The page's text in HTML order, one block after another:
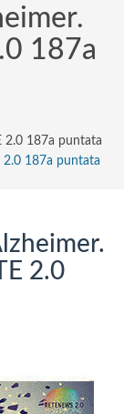
187a
2.0 187a puntata
2.0 187a puntata
2.0